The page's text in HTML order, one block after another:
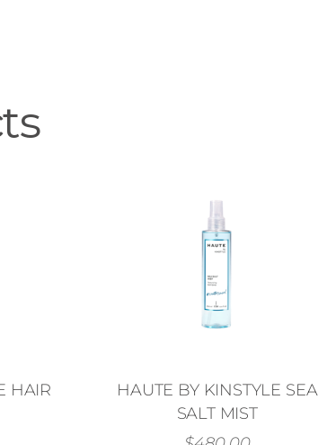
HAIR
HAUTE BY KINSTYLE SEA
SALT MIST